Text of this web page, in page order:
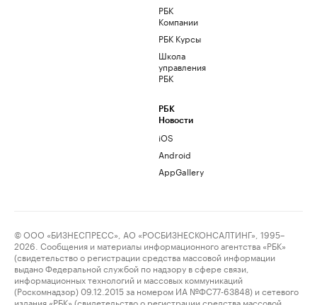
РБК
Компании
РБК Курсы
Школа
управления
РБК
РБК
Новости
iOS
Android
AppGallery
© ООО «БИЗНЕСПРЕСС», АО «РОСБИЗНЕСКОНСАЛТИНГ», 1995–
2026. Сообщения и материалы информационного агентства «РБК»
(свидетельство о регистрации средства массовой информации
выдано Федеральной службой по надзору в сфере связи,
информационных технологий и массовых коммуникаций
(Роскомнадзор) 09.12.2015 за номером ИА №ФС77-63848) и сетевого
издания «РБК» (свидетельство о регистрации средства массовой